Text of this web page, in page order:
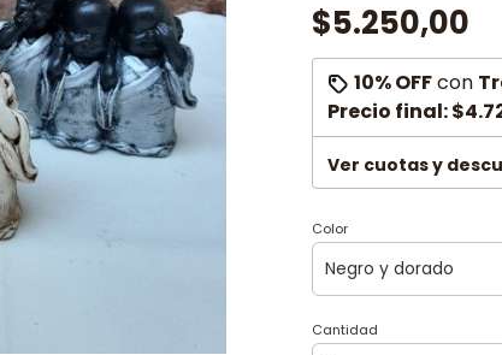
$5.250,00
10% OFFcon
Precio final:
Ver cuotas y
Color
Cantidad